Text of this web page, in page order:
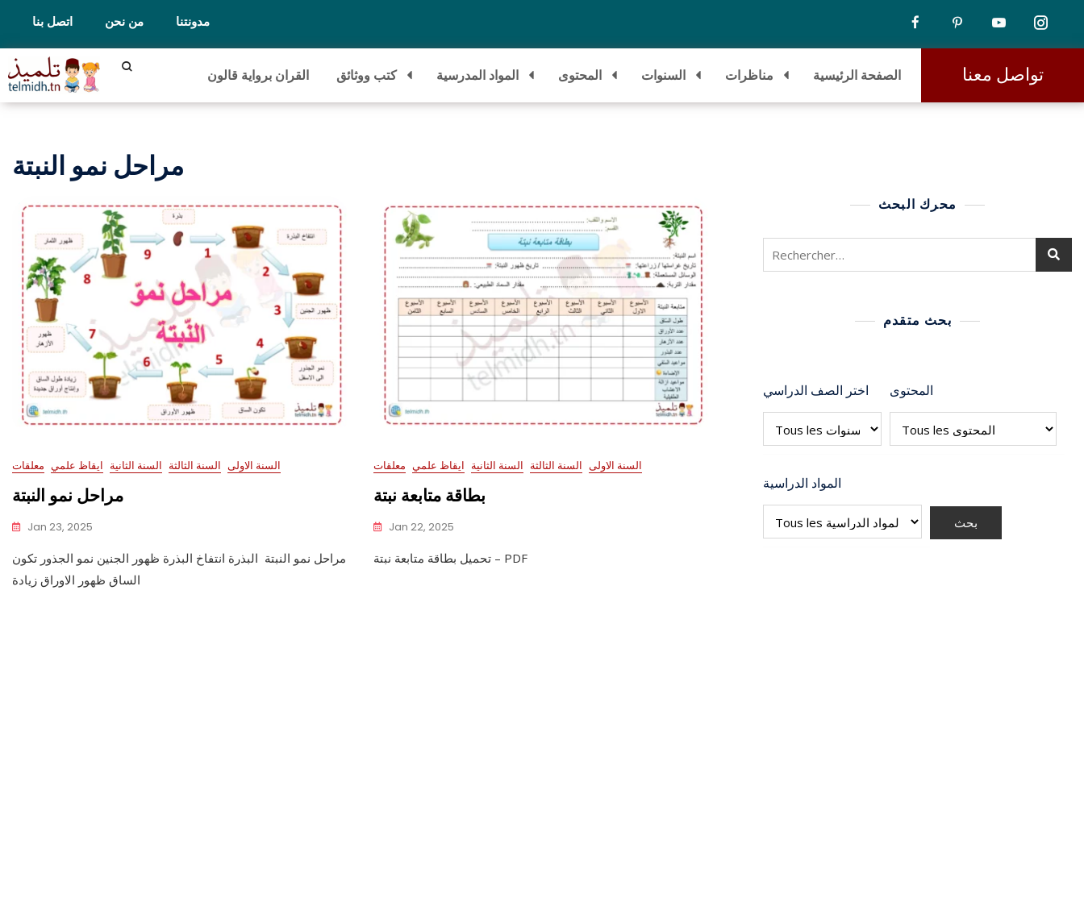
اتصل بنا من نحن مدونتنا
القران برواية قالون كتب ووثائق المواد المدرسية المحتوى السنوات مناظرات الصفحة الرئيسية تواصل معنا
مراحل نمو النبتة
السنة الاولى السنة الثالثة السنة الثانية ايقاظ علمي معلقات
مراحل نمو النبتة
Jan 23, 2025
مراحل نمو النبتة البذرة انتفاخ البذرة ظهور الجنين نمو الجذور تكون
الساق ظهور الاوراق زيادة
السنة الاولى السنة الثالثة السنة الثانية ايقاظ علمي معلقات
بطاقة متابعة نبتة
Jan 22, 2025
تحميل بطاقة متابعة نبتة – PDF
محرك البحث
بحث متقدم
اختر الصف الدراسي المحتوى
المواد الدراسية